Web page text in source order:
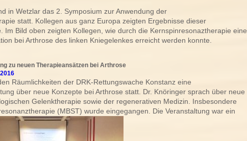
in Wetzlar das 2. Symposium zur Anwendung der
statt. Kollegen aus ganz Europa zeigten Ergebnisse dieser
Im Bild oben zeigten Kollegen, wie durch die Kernspinresonaztherapie eine
bei Arthrose des linken Kniegelenkes erreicht werden konnte.
zu neuen Therapieansätzen bei Arthrose
Räumlichkeiten der DRK-Rettungswache Konstanz eine
über neue Konzepte bei Arthrose statt. Dr. Knöringer sprach über neue
Gelenktherapie sowie der regenerativen Medizin. Insbesondere
(MBST) wurde eingegangen. Die Veranstaltung war ein